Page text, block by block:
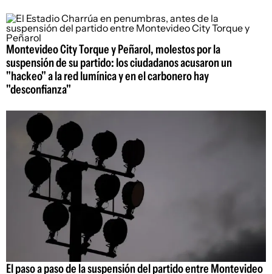
Montevideo City Torque y Peñarol, molestos por la
suspensión de su partido: los ciudadanos acusaron un
"hackeo" a la red lumínica y en el carbonero hay
"desconfianza"
El paso a paso de la suspensión del partido entre Montevideo